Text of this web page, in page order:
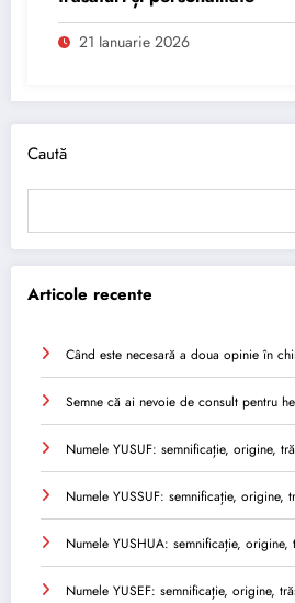
21 Ianuarie 2026
Caută
Articole recente
Când este necesară a doua opinie în
Semne că ai nevoie de consult pentru
Numele YUSUF: semnificație, origine,
Numele YUSSUF: semnificație, origine,
Numele YUSHUA: semnificație, origine,
Numele YUSEF: semnificație, origine,